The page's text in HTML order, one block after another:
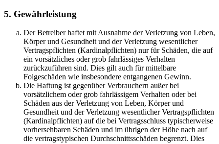
5. Gewährleistung
Der Betreiber haftet mit Ausnahme der Verletzung von Leben,
Körper und Gesundheit und der Verletzung wesentlicher
Vertragspflichten (Kardinalpflichten) nur für Schäden, die auf
ein vorsätzliches oder grob fahrlässiges Verhalten
zurückzuführen sind. Dies gilt auch für mittelbare
Folgeschäden wie insbesondere entgangenen Gewinn.
Die Haftung ist gegenüber Verbrauchern außer bei
vorsätzlichem oder grob fahrlässigem Verhalten oder bei
Schäden aus der Verletzung von Leben, Körper und
Gesundheit und der Verletzung wesentlicher Vertragspflichten
(Kardinalpflichten) auf die bei Vertragsschluss typischerweise
vorhersehbaren Schäden und im übrigen der Höhe nach auf
die vertragstypischen Durchschnittsschäden begrenzt. Dies